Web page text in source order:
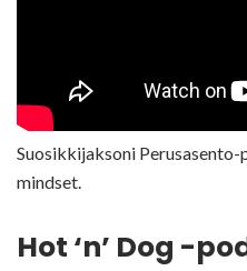
Suosikkijaksoni
mindset.
Hot ‘n’ Dog -